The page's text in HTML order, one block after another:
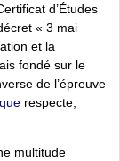
d’Études
« 3 mai
et la
fondé sur le
de l’épreuve
respecte,
multitude